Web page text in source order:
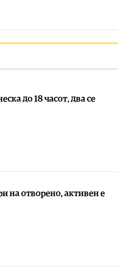
до 18 часот, два се
на отворено, активен е